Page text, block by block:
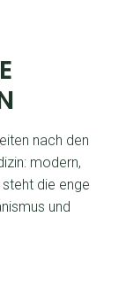
nach den
modern,
die enge
und